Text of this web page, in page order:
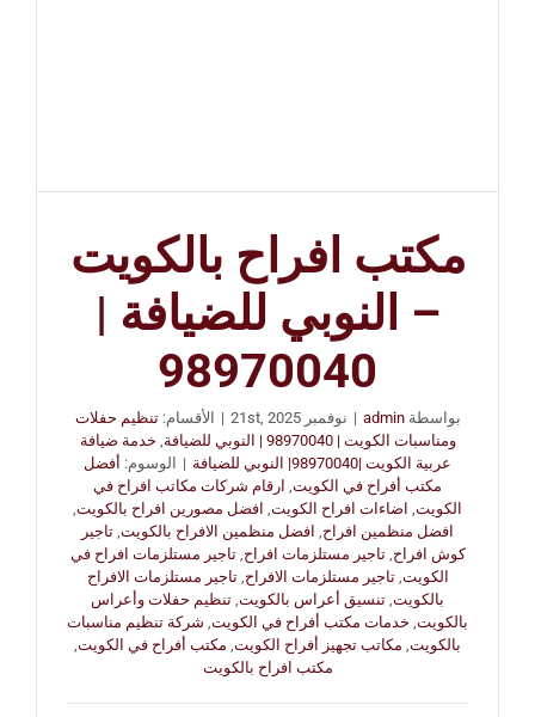
مكتب افراح بالكويت
– النوبي للضيافة |
98970040
بواسطةadmin
| نوفمبر 21st, 2025 | الأقسام:تنظيم حفلات
ومناسبات الكويت | 98970040 | النوبي للضيافة
خدمة ضيافة
عربية الكويت |98970040| النوبي للضيافة
| الوسوم: أفضل
مكتب أفراح في الكويت ارقام شركات مكاتب افراح في
الكويت اضاءات افراح الكويت افضل مصورين افراح بالكويت
افضل منظمين افراح افضل منظمين الافراح بالكويت تاجير
كوش افراح ,تاجير مستلزمات افراح ,تاجير مستلزمات افراح في
الكويت ,تاجير مستلزمات الافراح ,تاجير مستلزمات الافراح
بالكويت تنسيق أعراس بالكويت تنظيم حفلات وأعراس
بالكويت خدمات مكتب أفراح في الكويت شركة تنظيم مناسبات
بالكويت مكاتب تجهيز أفراح الكويت مكتب أفراح في الكويت
مكتب افراح بالكويت